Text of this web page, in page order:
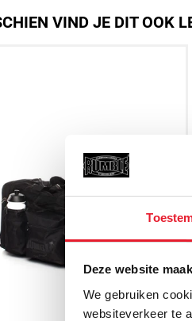
Deze website
We gebruiken
websiteverkeer te
VIND JE DIT OOK